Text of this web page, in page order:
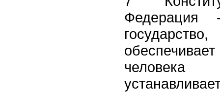
Федерация